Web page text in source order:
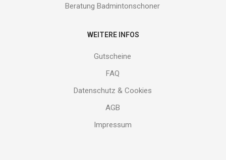
Beratung Badmintonschoner
WEITERE INFOS
Gutscheine
FAQ
Datenschutz & Cookies
AGB
Impressum